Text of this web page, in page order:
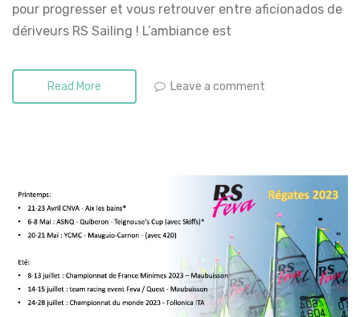
pour progresser et vous retrouver entre aficionados de
dériveurs RS Sailing ! L’ambiance est
Read More Leave a comment